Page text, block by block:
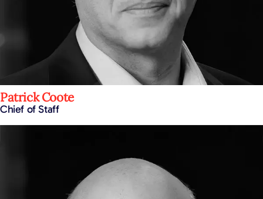
Patrick Coote
Chief of Staff